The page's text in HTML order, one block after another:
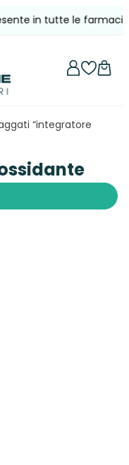
in tutte le farmacie
“integratore